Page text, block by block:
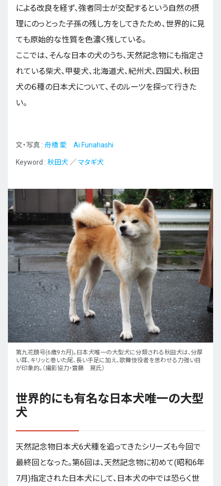
による改良を経ず、強者同士が交配するという自然の摂
理にのっとった子孫の残し方をしてきたため、世界的に見
ても原始的な性質を色濃く残している。
ここでは、そんな日本の犬のうち、天然記念物にも指定さ
れている柴犬、甲斐犬、北海道犬、紀州犬、四国犬、秋田
犬の６種の日本犬について、そのルーツを探って行きた
い。
文・写真 : 舟橋 愛 Ai Funahashi
Keyword : 秋田犬 ／ マタギ犬
第九花鏡号(6歳9カ月)。日本犬唯一の大型犬に分類される秋田犬は、分厚
い耳、キリッと巻いた尾、長い手足に加え、歌舞伎役者を思わせる力強い目
が印象的。（撮影協力・齋藤 晃氏）
世界的にも有名な日本犬唯一の大型
犬
天然記念物日本犬6犬種を追ってきたシリーズも今回で
最終回となった。第6回は、天然記念物に初めて(昭和6年
7月)指定された日本犬にして、日本犬の中では恐らく世